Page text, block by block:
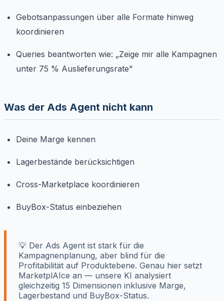
Gebotsanpassungen über alle Formate hinweg
koordinieren
Queries beantworten wie: „Zeige mir alle Kampagnen
unter 75 % Auslieferungsrate"
Was der Ads Agent nicht kann
Deine Marge kennen
Lagerbestände berücksichtigen
Cross-Marketplace koordinieren
BuyBox-Status einbeziehen
💡 Der Ads Agent ist stark für die
Kampagnenplanung, aber blind für die
Profitabilität auf Produktebene. Genau hier setzt
MarketplAIce an — unsere KI analysiert
gleichzeitig 15 Dimensionen inklusive Marge,
Lagerbestand und BuyBox-Status.